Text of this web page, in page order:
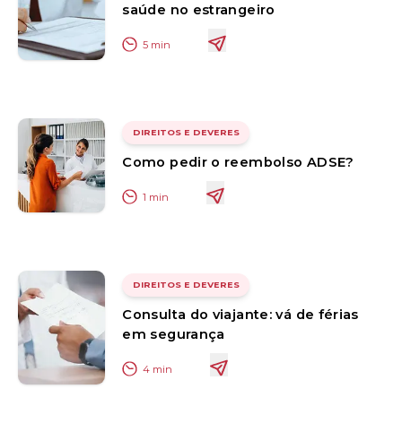
saúde no estrangeiro
5 min
DIREITOS E DEVERES
Como pedir o reembolso ADSE?
1 min
DIREITOS E DEVERES
Consulta do viajante: vá de férias
em segurança
4 min